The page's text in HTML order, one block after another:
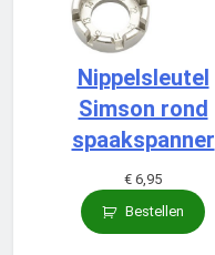
Nippelsleutel
Simson rond
spaakspanner
€ 6,95
Bestellen